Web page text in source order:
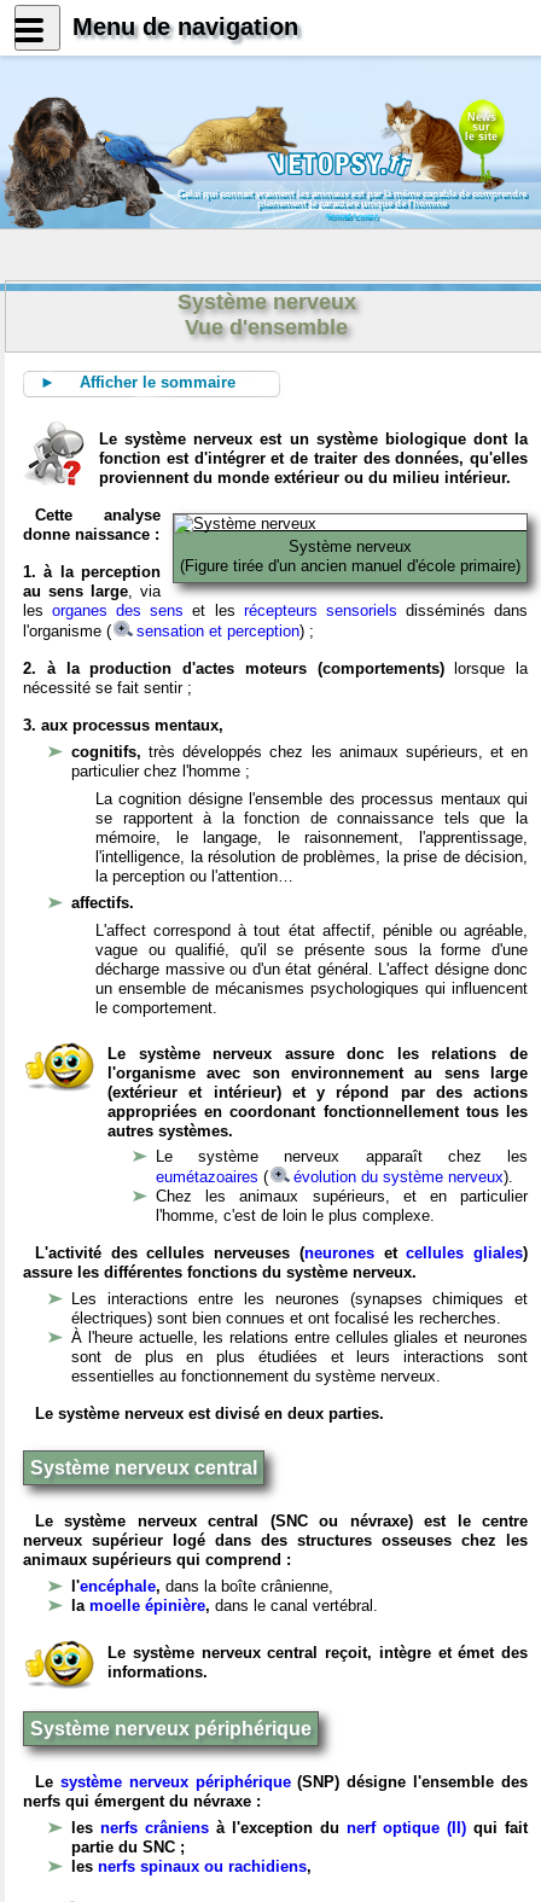
News
sur
le site
Celui qui connait vraiment les animaux est par là même capable de comprendre
pleinement le caractère unique de l'homme
Konrad Lorenz
Système nerveux
Vue d'ensemble
► Afficher le sommaire
Le système nerveux est un système biologique dont la
fonction est d'intégrer et de traiter des données, qu'elles
proviennent du monde extérieur ou du milieu intérieur.
Système nerveux
(Figure tirée d'un ancien manuel d'école primaire)
Cette analyse
donne naissance :
1. à la perception
au sens large, via
lesorganes des sens et les récepteurs sensoriels disséminés dans
l'organisme (
sensation et perception) ;
2. à la production d'actes moteurs (comportements)lorsque la
nécessité se fait sentir ;
3. aux processus mentaux,
cognitifs,très développés chez les animaux supérieurs, et en
particulier chez l'homme ;
La cognition désigne l'ensemble des processus mentaux qui
se rapportent à la fonction de connaissance tels que la
mémoire, le langage, le raisonnement, l'apprentissage,
l'intelligence, la résolution de problèmes, la prise de décision,
la perception ou l'attention…
affectifs.
L'affect correspond à tout état affectif, pénible ou agréable,
vague ou qualifié, qu'il se présente sous la forme d'une
décharge massive ou d'un état général. L'affect désigne donc
un ensemble de mécanismes psychologiques qui influencent
le comportement.
Le système nerveux assure donc les relations de
l'organisme avec son environnement au sens large
(extérieur et intérieur) et y répond par des actions
appropriées en coordonant fonctionnellement tous les
autres systèmes.
Le système nerveux apparaît chez les
eumétazoaires ( évolution du système nerveux).
Chez les animaux supérieurs, et en particulier
l'homme, c'est de loin le plus complexe.
L'activité des cellules nerveuses (neuronesetcellules gliales)
assure les différentes fonctions du système nerveux.
Les interactions entre les neurones (synapses chimiques et
électriques) sont bien connues et ont focalisé les recherches.
À l'heure actuelle, les relations entre cellules gliales et neurones
sont de plus en plus étudiées et leurs interactions sont
essentielles au fonctionnement du système nerveux.
Le système nerveux est divisé en deux parties.
Système nerveux central
Le système nerveux central (SNC ou névraxe) est le centre
nerveux supérieur logé dans des structures osseuses chez les
animaux supérieurs qui comprend :
l'encéphale, dans la boîte crânienne,
la moelle épinière, dans le canal vertébral.
Le système nerveux central reçoit, intègre et émet des
informations.
Système nerveux périphérique
Le système nerveux périphérique(SNP) désigne l'ensemble des
nerfs qui émergent du névraxe :
les nerfs crâniens à l'exception du nerf optique (II) qui fait
partie du SNC ;
les nerfs spinaux ou rachidiens,
Menu de navigation